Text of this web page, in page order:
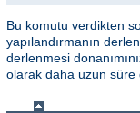
Bu komutu verdikten
yapılandırmanın
derlenmesi
olarak daha uzun süre